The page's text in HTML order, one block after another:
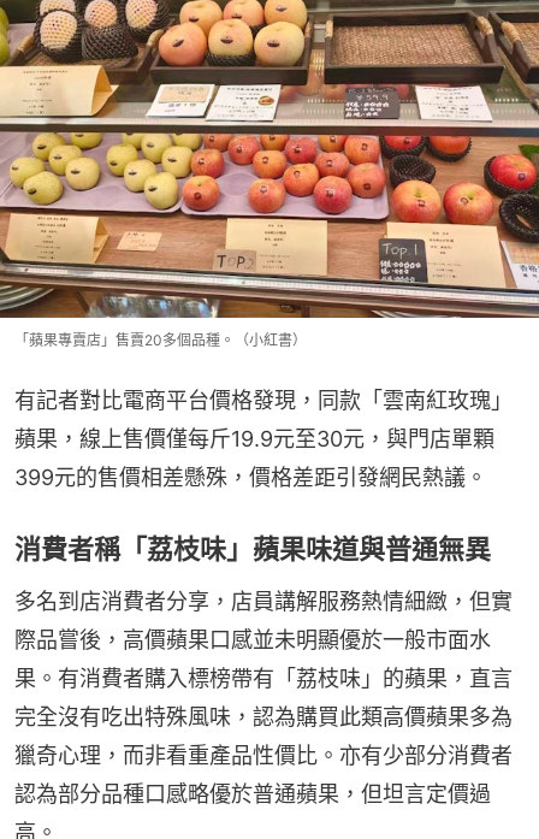
「蘋果專賣店」售賣20多個品種。（小紅書）
有記者對比電商平台價格發現，同款「雲南紅玫瑰」
蘋果，線上售價僅每斤19.9元至30元，與門店單顆
399元的售價相差懸殊，價格差距引發網民熱議。
消費者稱「荔枝味」蘋果味道與普通無異
多名到店消費者分享，店員講解服務熱情細緻，但實
際品嘗後，高價蘋果口感並未明顯優於一般市面水
果。有消費者購入標榜帶有「荔枝味」的蘋果，直言
完全沒有吃出特殊風味，認為購買此類高價蘋果多為
獵奇心理，而非看重產品性價比。亦有少部分消費者
認為部分品種口感略優於普通蘋果，但坦言定價過
高。